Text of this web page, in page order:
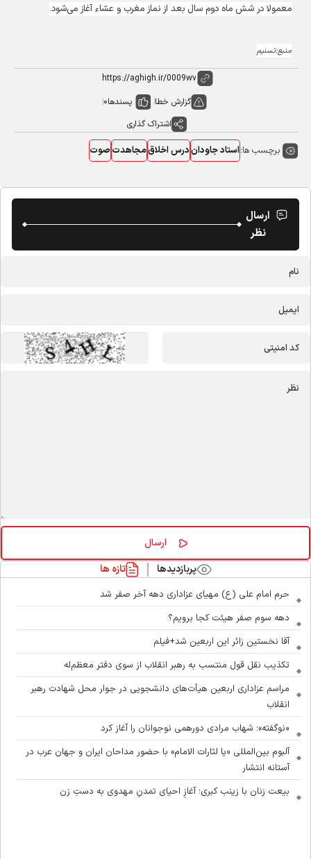
معمولا در شش ماه دوم سال بعد از نماز مغرب و عشاء آغاز می‌شود.
منبع:تسنیم
گزارش خطا پسندها0
اشتراک گذاری
برچسب ها:استاد جاوداندرس اخلاقمجاهدتصوت
ارسال
نظر
پربازدیدها تازه ها
حرم امام علی (ع) مهیای عزاداری دهه آخر صفر شد
دهه سوم صفر هیئت کجا برویم؟
آقا نخستین زائر این اربعین شد+فیلم
تکذیب نقل قول منتسب به رهبر انقلاب از سوی دفتر معظم‌له
مراسم عزاداری اربعین هیأت‌های دانشجویی در جوار محل شهادت رهبر
انقلاب
«نوگفته»؛ شهاب مرادی دورهمی نوجوانان را آغاز کرد
آلبوم بین‌المللی «یا لثارات الامام» با حضور مداحان ایران و جهان عرب در
آستانه انتشار
بیعت زنان با زینب کبری؛ آغازِ احیای تمدنِ مهدوی به دستِ زن